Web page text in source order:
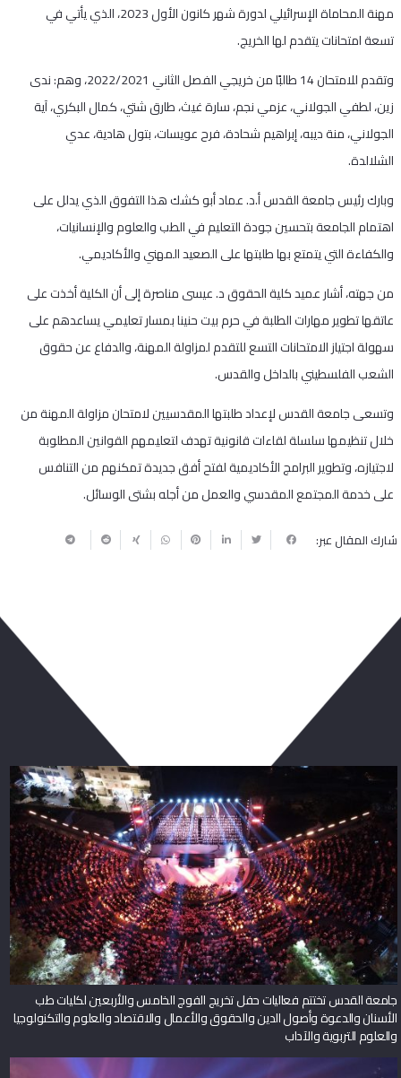
مهنة المحاماة الإسرائيلي لدورة شهر كانون الأول 2023، الذي يأتي في
تسعة امتحانات يتقدم لها الخريج.
وتقدم للامتحان 14 طالبًا من خريجي الفصل الثاني 2022/2021، وهم: ندى
زين، لطفي الجولاني، عزمي نجم، سارة غيث، طارق شتي، كمال البكري، آية
الجولاني، منة ديبه، إبراهيم شحادة، فرح عويسات، بتول هادية، عدي
الشلالدة.
وبارك رئيس جامعة القدس أ.د. عماد أبو كشك هذا التفوق الذي يدلل على
اهتمام الجامعة بتحسين جودة التعليم في الطب والعلوم والإنسانيات،
والكفاءة التي يتمتع بها طلبتها على الصعيد المهني والأكاديمي.
من جهته، أشار عميد كلية الحقوق د. عيسى مناصرة إلى أن الكلية أخذت على
عاتقها تطوير مهارات الطلبة في حرم بيت حنينا بمسار تعليمي يساعدهم على
سهولة اجتياز الامتحانات التسع للتقدم لمزاولة المهنة، والدفاع عن حقوق
الشعب الفلسطيني بالداخل والقدس.
وتسعى جامعة القدس لإعداد طلبتها المقدسيين لامتحان مزاولة المهنة من
خلال تنظيمها سلسلة لقاءات قانونية تهدف لتعليمهم القوانين المطلوبة
لاجتيازه، وتطوير البرامج الأكاديمية لفتح أفق جديدة تمكنهم من التنافس
على خدمة المجتمع المقدسي والعمل من أجله بشتى الوسائل.
شارك المقال عبر:
جامعة القدس تختتم فعاليات حفل تخريج الفوج الخامس والأربعين لكليات طب
الأسنان والدعوة وأصول الدين والحقوق والأعمال والاقتصاد والعلوم والتكنولوجيا
والعلوم التربوية والآداب